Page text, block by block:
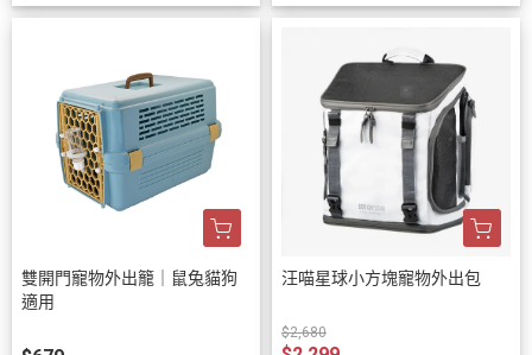
雙開門寵物外出籠｜鼠兔貓狗
適用
汪喵星球小方塊寵物外出包
$2,680